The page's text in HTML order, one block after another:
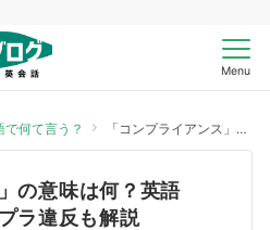
Menu
で何て言う？ 「コンプライアンス」の意味は何？英語complianceやコンプラ違反も解説
の意味は何？英語
ラ違反も解説